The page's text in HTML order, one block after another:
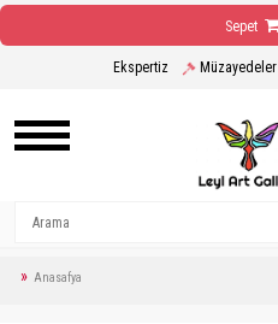
Sepet
Ekspertiz Müzayedeler
Anasafya